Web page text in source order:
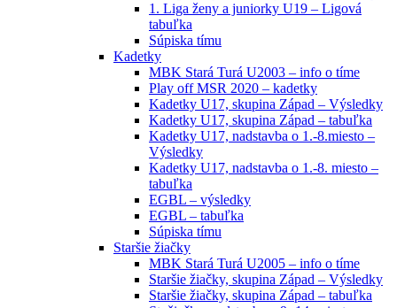
1. Liga ženy a juniorky U19 – Ligová
tabuľka
Súpiska tímu
Kadetky
MBK Stará Turá U2003 – info o tíme
Play off MSR 2020 – kadetky
Kadetky U17, skupina Západ – Výsledky
Kadetky U17, skupina Západ – tabuľka
Kadetky U17, nadstavba o 1.-8.miesto –
Výsledky
Kadetky U17, nadstavba o 1.-8. miesto –
tabuľka
EGBL – výsledky
EGBL – tabuľka
Súpiska tímu
Staršie žiačky
MBK Stará Turá U2005 – info o tíme
Staršie žiačky, skupina Západ – Výsledky
Staršie žiačky, skupina Západ – tabuľka